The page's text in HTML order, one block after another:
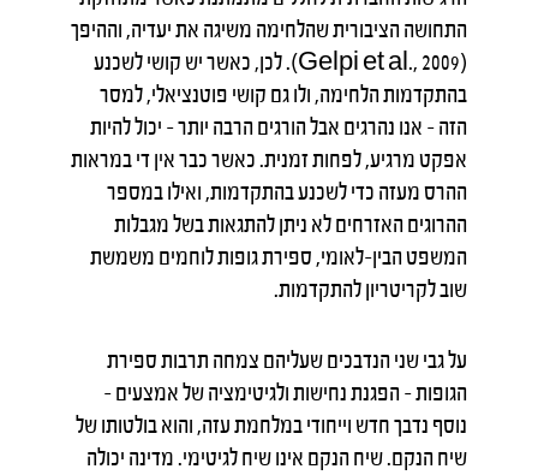
התחושה הציבורית שהלחימה משיגה את יעדיה, וההיפך
(Gelpi et al., 2009). לכן, כאשר יש קושי לשכנע
בהתקדמות הלחימה, ולו גם קושי פוטנציאלי, למסר
הזה – אנו נהרגים אבל הורגים הרבה יותר – יכול להיות
אפקט מרגיע, לפחות זמנית. כאשר כבר אין די במראות
ההרס מעזה כדי לשכנע בהתקדמות, ואילו במספר
ההרוגים האזרחים לא ניתן להתגאות בשל מגבלות
המשפט הבין-לאומי, ספירת גופות לוחמים משמשת
שוב לקריטריון להתקדמות.
על גבי שני הנדבכים שעליהם צמחה תרבות ספירת
הגופות – הפגנת נחישות ולגיטימציה של אמצעים –
נוסף נדבך חדש וייחודי במלחמת עזה, והוא בולטותו של
שיח הנקם. שיח הנקם אינו שיח לגיטימי. מדינה יכולה